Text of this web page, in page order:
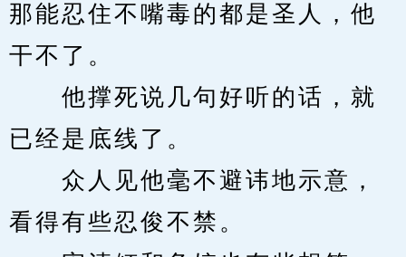
那能忍住不嘴毒的都是圣人，他
干不了。
他撑死说几句好听的话，就
已经是底线了。
众人见他毫不避讳地示意，
看得有些忍俊不禁。